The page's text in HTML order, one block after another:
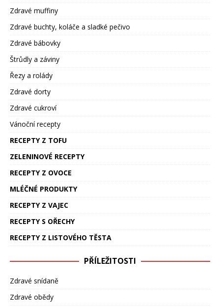
Zdravé muffiny
Zdravé buchty, koláče a sladké pečivo
Zdravé bábovky
Štrůdly a záviny
Řezy a rolády
Zdravé dorty
Zdravé cukroví
Vánoční recepty
RECEPTY Z TOFU
ZELENINOVÉ RECEPTY
RECEPTY Z OVOCE
MLÉČNÉ PRODUKTY
RECEPTY Z VAJEC
RECEPTY S OŘECHY
RECEPTY Z LISTOVÉHO TĚSTA
PŘÍLEŽITOSTI
Zdravé snídaně
Zdravé obědy